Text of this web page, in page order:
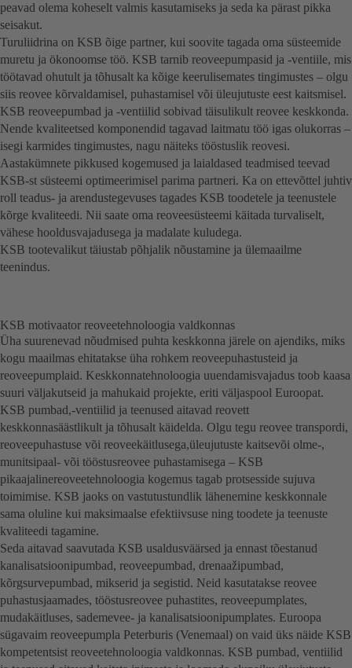
peavad olema koheselt valmis kasutamiseks ja seda ka pärast pikka
seisakut.
Turuliidrina on KSB õige partner, kui soovite tagada oma süsteemide
muretu ja ökonoomse töö. KSB tarnib reoveepumpasid ja -ventiile, mis
töötavad ohutult ja tõhusalt ka kõige keerulisemates tingimustes – olgu
siis reovee kõrvaldamisel, puhastamisel või üleujutuste eest kaitsmisel.
KSB reoveepumbad ja -ventiilid sobivad täisulikult reovee keskkonda.
Nende kvaliteetsed komponendid tagavad laitmatu töö igas olukorras –
isegi karmides tingimustes, nagu näiteks tööstuslik reovesi.
Aastakümnete pikkused kogemused ja laialdased teadmised teevad
KSB-st süsteemi optimeerimisel parima partneri. Ka on ettevõttel juhtiv
roll teadus- ja arendustegevuses tagades KSB toodetele ja teenustele
kõrge kvaliteedi. Nii saate oma reoveesüsteemi käitada turvaliselt,
vähese hooldusvajadusega ja madalate kuludega.
KSB tootevalikut täiustab põhjalik nõustamine ja ülemaailme
teenindus.
KSB motivaator reoveetehnoloogia valdkonnas
Üha suurenevad nõudmised puhta keskkonna järele on ajendiks, miks
kogu maailmas ehitatakse üha rohkem reoveepuhastusteid ja
reoveepumplaid. Keskkonnatehnoloogia uuendamisvajadus toob kaasa
suuri väljakutseid ja mahukaid projekte, eriti väljaspool Euroopat.
KSB pumbad,-ventiilid ja teenused aitavad reovett
keskkonnasäästlikult ja tõhusalt käidelda. Olgu tegu reovee transpordi,
reoveepuhastuse või reoveekäitlusega,üleujutuste kaitsevõi olme-,
munitsipaal- või tööstusreovee puhastamisega – KSB
pikaajalinereoveetehnoloogia kogemus tagab protsesside sujuva
toimimise. KSB jaoks on vastutustundlik lähenemine keskkonnale
sama oluline kui maksimaalse efektiivsuse ning toodete ja teenuste
kvaliteedi tagamine.
Seda aitavad saavutada KSB usaldusväärsed ja ennast tõestanud
kanalisatsioonipumbad, reoveepumbad, drenaažipumbad,
kõrgsurvepumbad, mikserid ja segistid. Neid kasutatakse reovee
puhastusjaamades, tööstusreovee puhastites, reoveepumplates,
mudakäitluses, sademevee- ja kanalisatsioonipumplates. Euroopa
sügavaim reoveepumpla Peterburis (Venemaal) on vaid üks näide KSB
kompetentsist reoveetehnoloogia valdkonnas. KSB pumbad, ventiilid